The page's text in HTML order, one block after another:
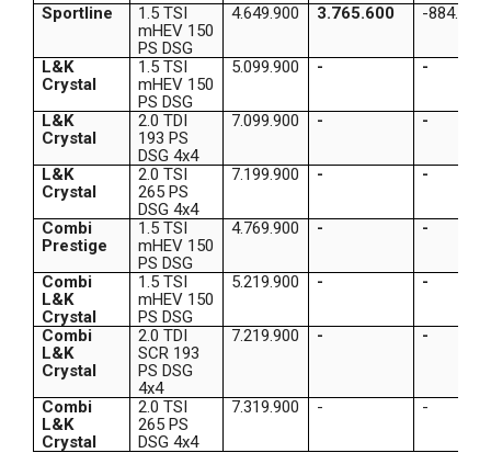
Sportline
1.5 TSI
mHEV 150
PS DSG
4.649.900 3.765.600 -884.300
L&K
Crystal
1.5 TSI
mHEV 150
PS DSG
5.099.900 - -
L&K
Crystal
2.0 TDI
193 PS
DSG 4x4
7.099.900 - -
L&K
Crystal
2.0 TSI
265 PS
DSG 4x4
7.199.900 - -
Combi
Prestige
1.5 TSI
mHEV 150
PS DSG
4.769.900 - -
Combi
L&K
Crystal
1.5 TSI
mHEV 150
PS DSG
5.219.900 - -
Combi
L&K
Crystal
2.0 TDI
SCR 193
PS DSG
4x4
7.219.900 - -
Combi
L&K
Crystal
2.0 TSI
265 PS
DSG 4x4
7.319.900 - -